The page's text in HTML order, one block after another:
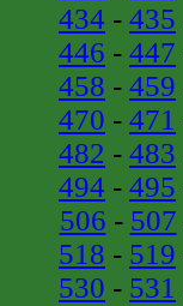
434 - 435
446 - 447
458 - 459
470 - 471
482 - 483
494 - 495
506 - 507
518 - 519
530 - 531